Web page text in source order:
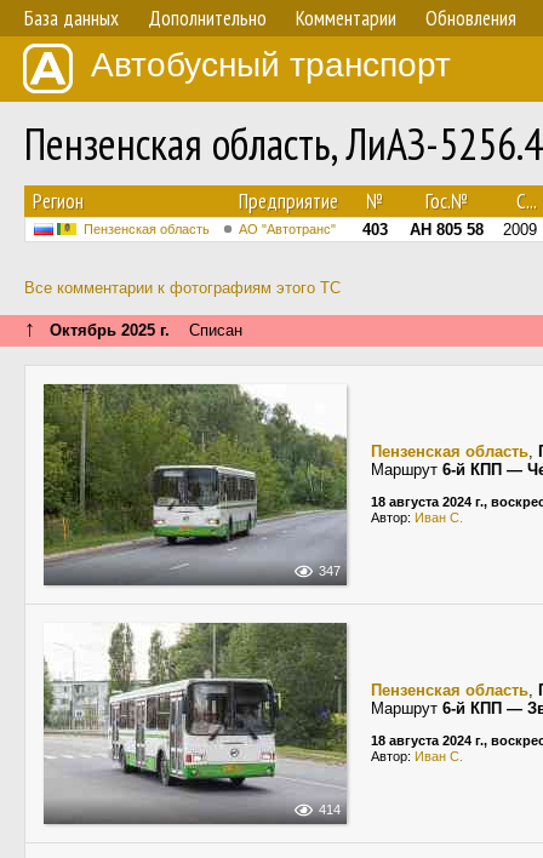
База данных Дополнительно Комментарии Обновления
Автобусный транспорт
Пензенская область, ЛиАЗ-
Регион Предприятие № Гос.№ С...
Пензенская область АО "Автотранс" 403 АН 805 58 2009
Все комментарии к фотографиям этого ТС
↑ Октябрь 2025 г. Списан
347
Пензенская область,
Маршрут 6-й КПП —
18 августа 2024 г.,
Автор: Иван С.
414
Пензенская область,
Маршрут 6-й КПП —
18 августа 2024 г.,
Автор: Иван С.